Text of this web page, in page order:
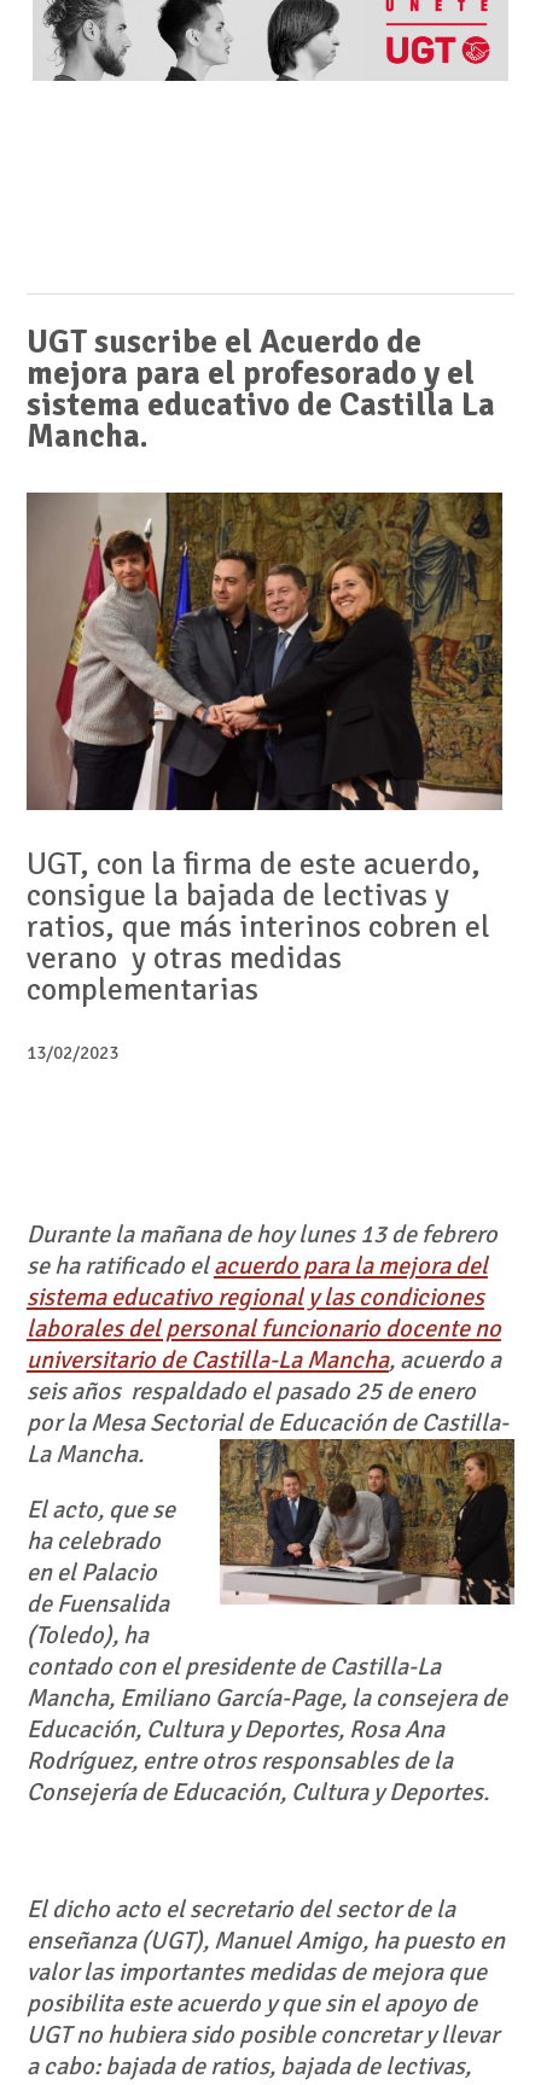
UGT suscribe el Acuerdo de
mejora para el profesorado y el
sistema educativo de Castilla La
Mancha.
UGT, con la firma de este acuerdo,
consigue la bajada de lectivas y
ratios, que más interinos cobren el
verano y otras medidas
complementarias
13/02/2023
Durante la mañana de hoy lunes 13 de febrero
se ha ratificado elacuerdo para la mejora del
sistema educativo regional y las condiciones
laborales del personal funcionario docente no
universitario de Castilla-La Mancha, acuerdo a
seis años respaldado el pasado 25 de enero
por la Mesa Sectorial de Educación de Castilla-
La Mancha.
El acto, que se
ha celebrado
en el Palacio
de Fuensalida
(Toledo), ha
contado con el presidente de Castilla-La
Mancha, Emiliano García-Page, la consejera de
Educación, Cultura y Deportes, Rosa Ana
Rodríguez, entre otros responsables de la
Consejería de Educación, Cultura y Deportes.
El dicho acto el secretario del sector de la
enseñanza (UGT), Manuel Amigo, ha puesto en
valor las importantes medidas de mejora que
posibilita este acuerdo y que sin el apoyo de
UGT no hubiera sido posible concretar y llevar
a cabo: bajada de ratios, bajada de lectivas,